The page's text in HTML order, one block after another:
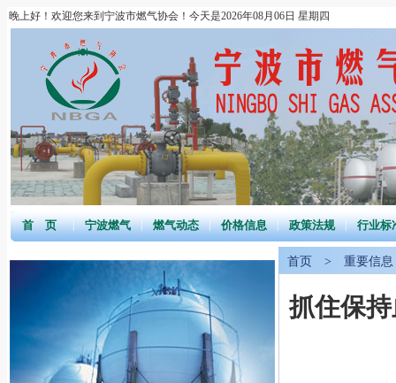
晚上好！欢迎您来到宁波市燃气协会！今天是2026年08月06日 星期四
首 页 | 宁波燃气 | 燃气动态 | 价格信息 | 政策法规 | 行业标
首页 > 重要信息
抓住保